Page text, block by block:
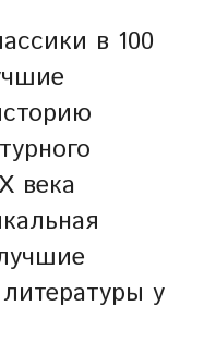
в 100
века
у